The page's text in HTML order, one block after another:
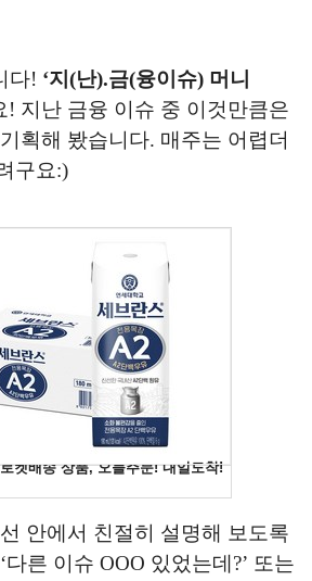
다! ‘지(난).금(융이슈) 머니
! 지난 금융 이슈 중 이것만큼은
획해 봤습니다. 매주는 어렵더
구요:)
안에서 친절히 설명해 보도록
른 이슈 OOO 있었는데?’ 또는